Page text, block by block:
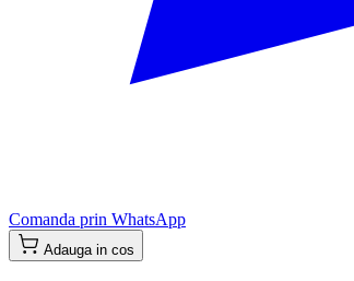
Comanda prin WhatsApp
Adauga in cos